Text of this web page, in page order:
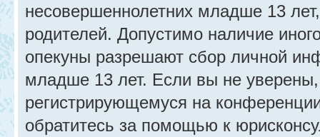
несовершеннолетних младше 13
родителей. Допустимо наличие
опекуны разрешают сбор личной
младше 13 лет. Если вы не
регистрирующемуся на
обратитесь за помощью к